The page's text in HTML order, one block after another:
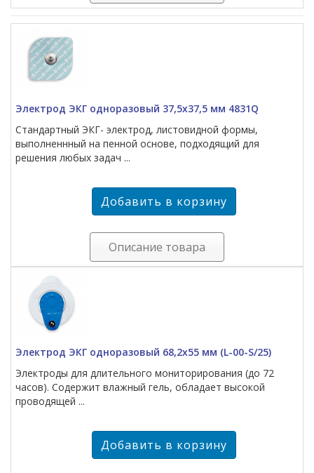
Электрод ЭКГ одноразовый 37,5х37,5 мм 4831Q
Стандартный ЭКГ- электрод, листовидной формы,
выполненнный на пенной основе, подходящий для
решения любых задач ...
Описание товара
Электрод ЭКГ одноразовый 68,2х55 мм (L-00-S/25)
Электроды для длительного мониторирования (до 72
часов). Содержит влажный гель, обладает высокой
проводящей ...